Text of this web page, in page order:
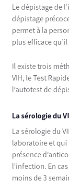
Le dépistage de
dépistage
permet à la
plus efficace
Il existe trois
VIH, le Test
l’autotest de
La sérologie du
La sérologie du
laboratoire et qui
présence
l’infection. En
moins de 3